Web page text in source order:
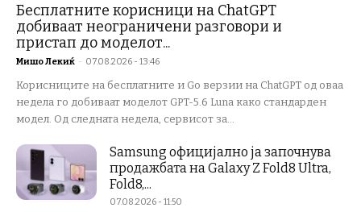
Бесплатните корисници на ChatGPT
добиваат неограничени разговори и
пристап до моделот...
Мишо Лекиќ - 07.08.2026 - 13:46
Корисниците на бесплатните и Go верзии на ChatGPT од оваа
недела го добиваат моделот GPT-5.6 Luna како стандарден
модел. Од следната недела, сервисот за...
Samsung официјално ја започнува
продажбата на Galaxy Z Fold8 Ultra,
Fold8,...
07.08.2026 - 11:50